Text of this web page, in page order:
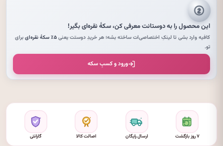
این محصول را به دوستانت معرفی کن،سکهٔ نقره‌ایبگیر!
کافیه وارد بشی تا لینکِ اختصاصی‌ات ساخته بشه؛ هر خریدِ دوستت یعنی۵٪ سکهٔ نقره‌ای
برای
تو.
ورود و کسبِ سکه
۷ روز بازگشت ارسال رایگان اصالت کالا گارانتی